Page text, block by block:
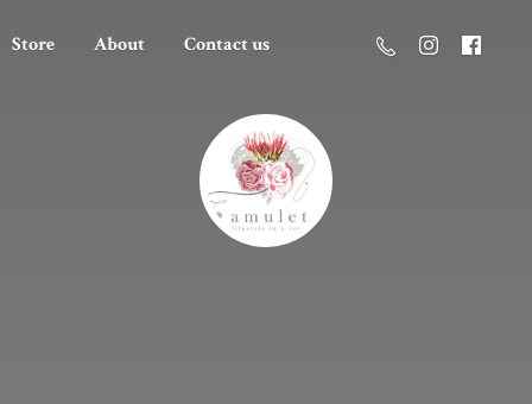
Store About Contact us